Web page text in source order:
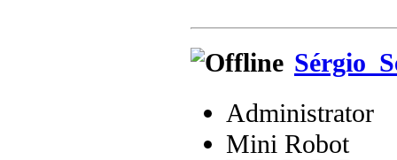
Administrator
Mini Robot